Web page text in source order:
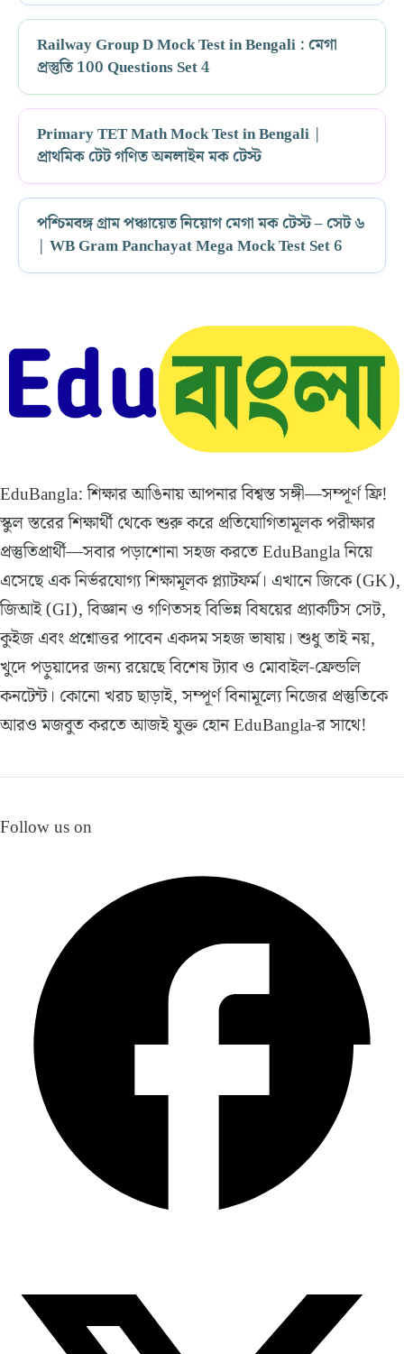
Railway Group D Mock Test in Bengali : মেগা
প্রস্তুতি 100 Questions Set 4
Primary TET Math Mock Test in Bengali |
প্রাথমিক টেট গণিত অনলাইন মক টেস্ট
পশ্চিমবঙ্গ গ্রাম পঞ্চায়েত নিয়োগ মেগা মক টেস্ট – সেট ৬
| WB Gram Panchayat Mega Mock Test Set 6
EduBangla: শিক্ষার আঙিনায় আপনার বিশ্বস্ত সঙ্গী—সম্পূর্ণ ফ্রি!
স্কুল স্তরের শিক্ষার্থী থেকে শুরু করে প্রতিযোগিতামূলক পরীক্ষার
প্রস্তুতিপ্রার্থী—সবার পড়াশোনা সহজ করতে EduBangla নিয়ে
এসেছে এক নির্ভরযোগ্য শিক্ষামূলক প্ল্যাটফর্ম। এখানে জিকে (GK),
জিআই (GI), বিজ্ঞান ও গণিতসহ বিভিন্ন বিষয়ের প্র্যাকটিস সেট,
কুইজ এবং প্রশ্নোত্তর পাবেন একদম সহজ ভাষায়। শুধু তাই নয়,
খুদে পড়ুয়াদের জন্য রয়েছে বিশেষ ট্যাব ও মোবাইল-ফ্রেন্ডলি
কনটেন্ট। কোনো খরচ ছাড়াই, সম্পূর্ণ বিনামূল্যে নিজের প্রস্তুতিকে
আরও মজবুত করতে আজই যুক্ত হোন EduBangla-র সাথে!
Follow us on